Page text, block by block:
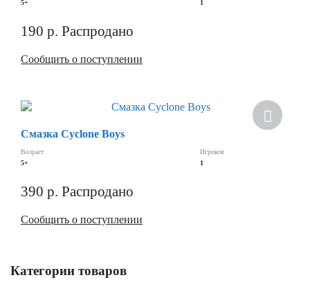
5+
1
190 р. Распродано
Сообщить о поступлении
Смазка Cyclone Boys
Возраст
5+
Игроков
1
390 р. Распродано
Сообщить о поступлении
Категории товаров